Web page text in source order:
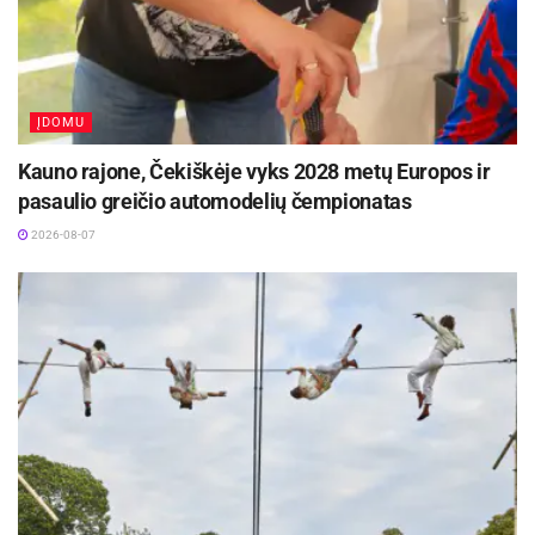
grąžinimą bei išsiuntimą iš Lietuvos. Šiuo metu
čia yra apgyvendinti 75 užsieniečiai, iš kurių
prieglobsčio prašytojų yra 39.
URC apsilankiusių pasienietiškus mokslus
kremtančių studentų, būsimųjų bakalaurų,
studijos trunka 3,5 metų. Mokslus jie baigs 2018
M. Romerio universiteto Viešojo saugumo
fakultete Teisės ir valstybės sienos apsaugos
bakalauro studijų programa yra skirta asmenims,
siekiantiems tapti A lygio valstybės tarnautojais
valstybės sienos apsaugos padaliniuose, kituose
Vidaus reikalų ministerijos padaliniuose bei
institucijose, veikiančiose nacionalinio saugumo
ĮDOMU
Kauno rajone, Čekiškėje vyks 2028 metų Europos ir
pasaulio greičio automodelių čempionatas
2026-08-07